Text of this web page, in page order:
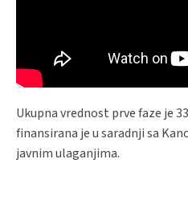
Ukupna vrednost prve faze je
finansirana je u saradnji sa
javnim ulaganjima.